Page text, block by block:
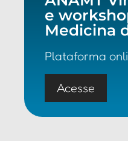
e
Medicina
Plataforma
Acesse